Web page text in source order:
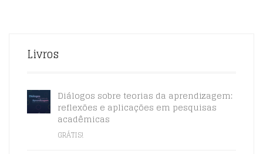
Livros
Diálogos sobre teorias da aprendizagem:
reflexões e aplicações em pesquisas
acadêmicas
GRÁTIS!